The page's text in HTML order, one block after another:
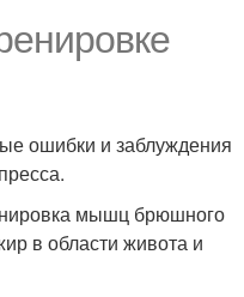
ошибки и заблуждения
мышц брюшного
в области живота и